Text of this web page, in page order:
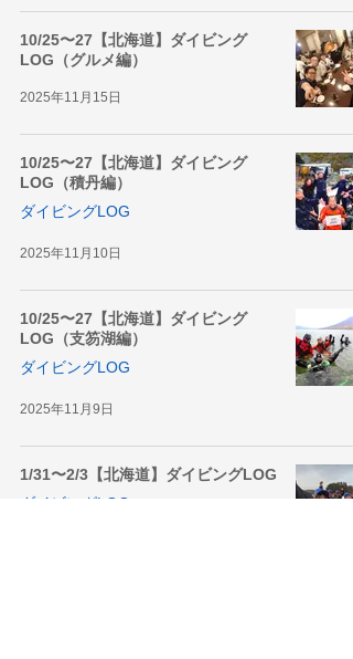
10/25〜27【北海道】ダイビング
LOG（グルメ編）
2025年11月15日
10/25〜27【北海道】ダイビング
LOG（積丹編）
ダイビングLOG
2025年11月10日
10/25〜27【北海道】ダイビング
LOG（支笏湖編）
ダイビングLOG
2025年11月9日
1/31〜2/3【北海道】ダイビングLOG
ダイビングLOG